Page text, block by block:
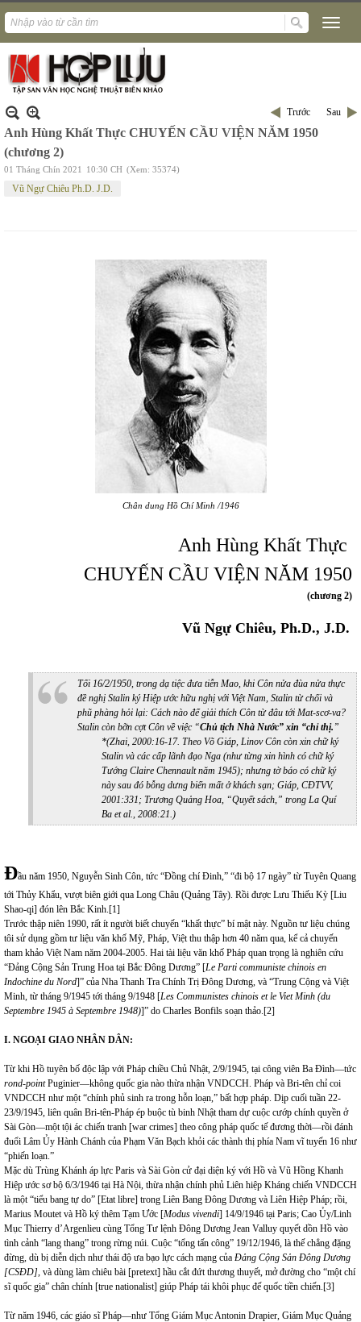
Trước Sau
Anh Hùng Khất Thực CHUYẾN CẦU VIỆN NĂM 1950
(chương 2)
01 Tháng Chín 2021 10:30 CH (Xem: 35374)
Vũ Ngự Chiêu Ph.D. J.D.
Chân dung Hồ Chí Minh /1946
Anh Hùng Khất Thực
CHUYẾN CẦU VIỆN NĂM 1950
(chương 2)
Vũ Ngự Chiêu, Ph.D., J.D.
Tối 16/2/1950, trong dạ tiệc đưa tiễn Mao, khi Côn nửa đùa nửa thực
đề nghị Stalin ký Hiệp ước hữu nghị với Việt Nam, Stalin từ chối và
phũ phàng hỏi lại: Cách nào để giải thích Côn từ đâu tới Mat-scơ-va?
Stalin còn bỡn cợt Côn về việc “Chủ tịch Nhà Nước” xin “chỉ thị.”
*(Zhai, 2000:16-17. Theo Võ Giáp, Linov Côn còn xin chữ ký
Stalin và các cấp lãnh đạo Nga (như từng xin hình có chữ ký
Tướng Claire Chennault năm 1945); nhưng tờ báo có chữ ký
này sau đó bỗng dưng biến mất ở khách sạn; Giáp, CĐTVV,
2001:331; Trương Quảng Hoa, “Quyết sách,” trong La Quí
Ba et al., 2008:21.)
Đầu năm 1950, Nguyễn Sinh Côn, tức “Đồng chí Đinh,” “đi bộ 17 ngày” từ Tuyên Quang
tới Thủy Khẩu, vượt biên giới qua Long Châu (Quảng Tây). Rồi được Lưu Thiếu Kỳ [Liu
Shao-qi] đón lên Bắc Kinh. [1]
Trước thập niên 1990, rất ít người biết chuyến “khất thực” bí mật này. Nguồn tư liệu chúng
tôi sử dụng gồm tư liệu văn khố Mỹ, Pháp, Việt thu thập hơn 40 năm qua, kể cả chuyến
tham khảo Việt Nam năm 2004-2005. Hai tài liệu văn khố Pháp quan trọng là nghiên cứu
“Đảng Cộng Sản Trung Hoa tại Bắc Đông Dương” [Le Parti communiste chinois en
Indochine du Nord]” của Nha Thanh Tra Chính Trị Đông Dương, và “Trung Cộng và Việt
Minh, từ tháng 9/1945 tới tháng 9/1948 [Les Communistes chinois et le Viet Minh (du
Septembre 1945 à Septembre 1948)]” do Charles Bonfils soạn thảo. [2]
I. NGOẠI GIAO NHÂN DÂN:
Từ khi Hồ tuyên bố độc lập với Pháp chiều Chủ Nhật, 2/9/1945, tại công viên Ba Đình—tức
rond-pointPuginier—không quốc gia nào thừa nhận VNDCCH. Pháp và Bri-tên chỉ coi
VNDCCH như một “chính phủ sinh ra trong hỗn loạn,” bất hợp pháp. Dịp cuối tuần 22-
23/9/1945, liên quân Bri-tên-Pháp ép buộc tù binh Nhật tham dự cuộc cướp chính quyền ở
Sài Gòn—một tội ác chiến tranh [war crimes] theo công pháp quốc tế đương thời—rồi đánh
đuổi Lâm Ủy Hành Chánh của Phạm Văn Bạch khỏi các thành thị phía Nam vĩ tuyến 16 như
“phiến loạn.”
Mặc dù Trùng Khánh áp lực Paris và Sài Gòn cử đại diện ký với Hồ và Vũ Hồng Khanh
Hiệp ước sơ bộ 6/3/1946 tại Hà Nội, thừa nhận chính phủ Liên hiệp Kháng chiến VNDCCH
là một “tiểu bang tự do” [Etat libre] trong Liên Bang Đông Dương và Liên Hiệp Pháp; rồi,
Marius Moutet và Hồ ký thêm Tạm Ước [Modus vivendi] 14/9/1946 tại Paris; Cao Ủy/Linh
Mục Thierry d’Argenlieu cùng Tổng Tư lệnh Đông Dương Jean Valluy quyết dồn Hồ vào
tình cảnh “lang thang” trong rừng núi. Cuộc “tổng tấn công” 19/12/1946, là thế chẳng đặng
đừng, dù bị diễn dịch như thái độ ưa bạo lực cách mạng của Đảng Cộng Sản Đông Dương
[CSĐD], và dùng làm chiêu bài [pretext] hầu cắt đứt thương thuyết, mở đường cho “một chí
sĩ quốc gia” chân chính [true nationalist] giúp Pháp tái khôi phục đế quốc tiền chiến. [3]
Từ năm 1946, các giáo sĩ Pháp—như Tổng Giám Mục Antonin Drapier, Giám Mục Quảng